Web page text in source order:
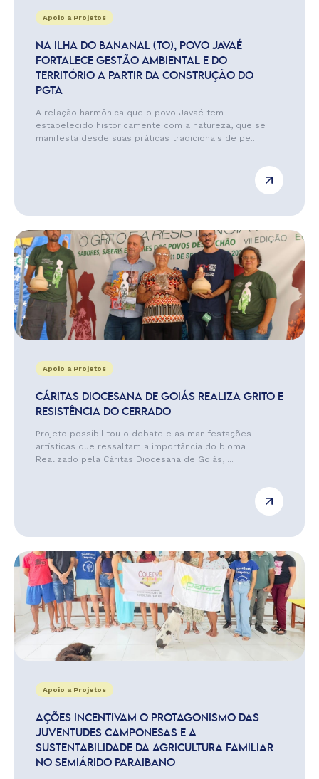
Apoio a Projetos
NA ILHA DO BANANAL (TO), POVO JAVAÉ
FORTALECE GESTÃO AMBIENTAL E DO
TERRITÓRIO A PARTIR DA CONSTRUÇÃO DO
PGTA
A relação harmônica que o povo Javaé tem
estabelecido historicamente com a natureza, que se
manifesta desde suas práticas tradicionais de pe...
Apoio a Projetos
CÁRITAS DIOCESANA DE GOIÁS REALIZA GRITO E
RESISTÊNCIA DO CERRADO
Projeto possibilitou o debate e as manifestações
artísticas que ressaltam a importância do bioma
Realizado pela Cáritas Diocesana de Goiás, ...
Apoio a Projetos
AÇÕES INCENTIVAM O PROTAGONISMO DAS
JUVENTUDES CAMPONESAS E A
SUSTENTABILIDADE DA AGRICULTURA FAMILIAR
NO SEMIÁRIDO PARAIBANO